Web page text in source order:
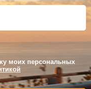
моих персональных